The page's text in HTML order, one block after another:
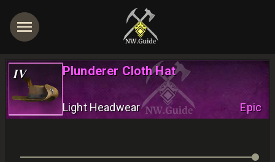
IV Plunderer Cloth Hat
Light Headwear Epic